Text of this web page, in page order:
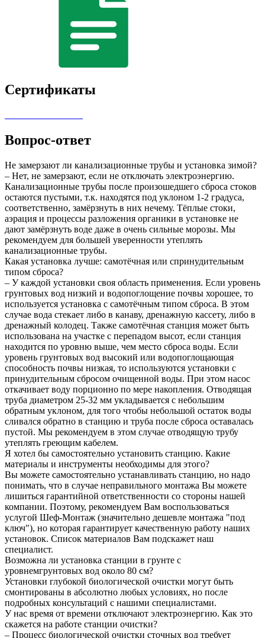
Сертификаты
Вопрос-ответ
Не замерзают ли канализационные трубы и установка зимой?
– Нет, не замерзают, если не отключать электроэнергию.
Канализационные трубы после произошедшего сброса стоков
остаются пустыми, т.к. находятся под уклоном 1-2 градуса,
соответственно, замёрзнуть в них нечему. Тёплые стоки,
аэрация и процессы разложения органики в установке не
дают замёрзнуть воде даже в очень сильные морозы. Мы
рекомендуем для большей уверенности утеплять
канализационные трубы.
Какая установка лучше: самотёчная или спринудительным
типом сброса?
– У каждой установки своя область применения. Если уровень
грунтовых вод низкий и водопоглощение почвы хорошее, то
используется установка с самотёчным типом сброса. В этом
случае вода стекает либо в канаву, дренажную кассету, либо в
дренажный колодец. Также самотёчная станция может быть
использована на участке с перепадом высот, если станция
находится по уровню выше, чем место сброса воды. Если
уровень грунтовых вод высокий или водопоглощающая
способность почвы низкая, то используются установки с
принудительным сбросом очищенной воды. При этом насос
откачивает воду порционно по мере накопления. Отводящая
труба диаметром 25-32 мм укладывается с небольшим
обратным уклоном, для того чтобы небольшой остаток воды
сливался обратно в станцию и труба после сброса оставалась
пустой. Мы рекомендуем в этом случае отводящую трубу
утеплять греющим кабелем.
Я хотел бы самостоятельно установить станцию. Какие
материалы и инструменты необходимы для этого?
Вы можете самостоятельно устанавливать станцию, но надо
понимать, что в случае неправильного монтажа Вы можете
лишиться гарантийной ответственности со стороны нашей
компании. Поэтому, рекомендуем Вам воспользоваться
услугой Шеф-Монтаж (значительно дешевле монтажа "под
ключ"), но которая гарантирует качественную работу наших
установок. Список материалов Вам подскажет наш
специалист.
Возможна ли установка станции в грунте с
уровнемгрунтовых вод около 80 см?
Установки глубокой биологической очистки могут быть
смонтированы в абсолютно любых условиях, но после
подробных консультаций с нашими специалистами.
У нас время от времени отключают электроэнергию. Как это
скажется на работе станции очистки?
– Процесс биологической очистки сточных вод требует